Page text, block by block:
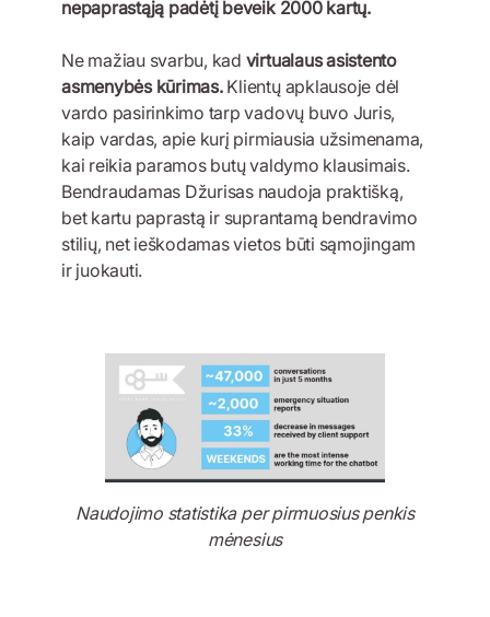
nepaprastąją padėtį beveik 2000 kartų.
Ne mažiau svarbu, kad virtualaus asistento
asmenybės kūrimas.Klientų apklausoje dėl
vardo pasirinkimo tarp vadovų buvo Juris,
kaip vardas, apie kurį pirmiausia užsimenama,
kai reikia paramos butų valdymo klausimais.
Bendraudamas Džurisas naudoja praktišką,
bet kartu paprastą ir suprantamą bendravimo
stilių, net ieškodamas vietos būti sąmojingam
ir juokauti.
Naudojimo statistika per pirmuosius penkis
mėnesius